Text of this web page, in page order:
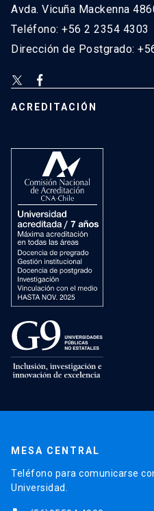
Avda. Vicuña Mackenna
Teléfono: +56 2 2354 4303
Dirección de Postgrado:
ACREDITACIÓN
MESA CENTRAL
Teléfono para comunicarse
Universidad.